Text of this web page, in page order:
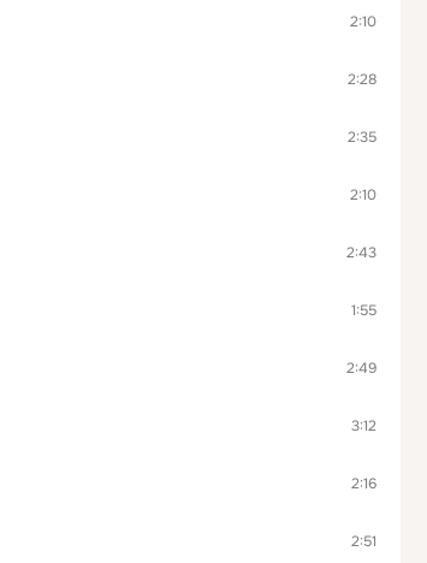
2:10
2:28
2:35
2:10
2:43
1:55
2:49
3:12
2:16
2:51